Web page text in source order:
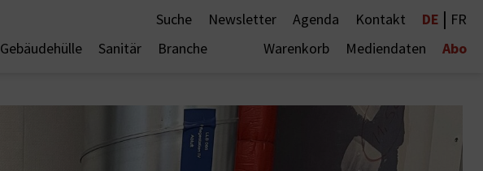
Suche Newsletter Agenda Kontakt DE | FR
Gebäudehülle Sanitär Branche Warenkorb Mediendaten Abo